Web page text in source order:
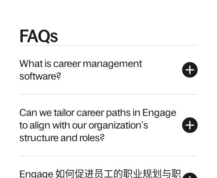
FAQs
What is career management
software?
Can we tailor career paths in Engage
to align with our organization’s
structure and roles?
Engage 如何促进员工的职业规划与职